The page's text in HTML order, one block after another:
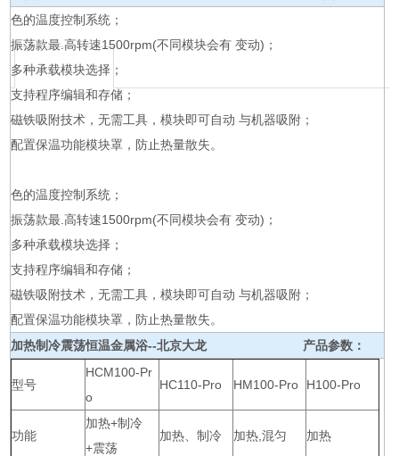
色的温度控制系统；
振荡款最.高转速1500rpm(不同模块会有 变动)；
多种承载模块选择；
支持程序编辑和存储；
磁铁吸附技术，无需工具，模块即可自动 与机器吸附；
配置保温功能模块罩，防止热量散失。
色的温度控制系统；
振荡款最.高转速1500rpm(不同模块会有 变动)；
多种承载模块选择；
支持程序编辑和存储；
磁铁吸附技术，无需工具，模块即可自动 与机器吸附；
配置保温功能模块罩，防止热量散失。
加热制冷震荡恒温金属浴--北京大龙 产品参数：
型号
HCM100-Pr
o
HC110-Pro HM100-Pro H100-Pro
功能
加热+制冷
+震荡
加热、制冷 加热,混匀 加热